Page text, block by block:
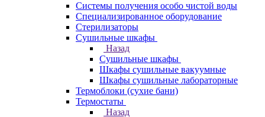
Системы получения особо чистой воды
Специализированное оборудование
Стерилизаторы
Сушильные шкафы
Назад
Сушильные шкафы
Шкафы сушильные вакуумные
Шкафы сушильные лабораторные
Термоблоки (сухие бани)
Термостаты
Назад